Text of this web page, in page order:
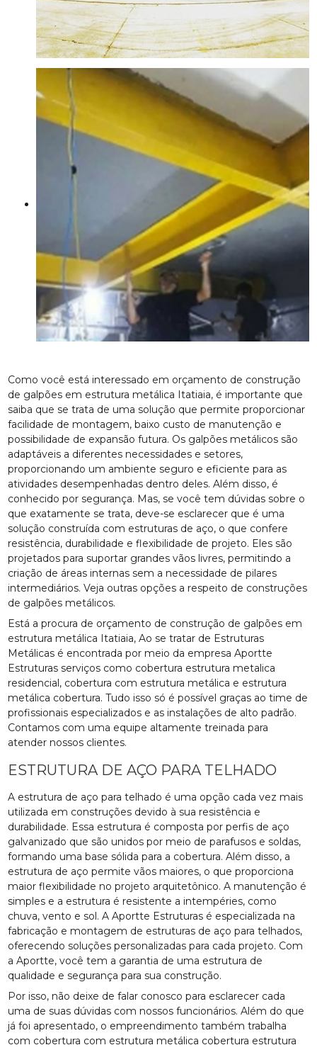
Como você está interessado em orçamento de construção
de galpões em estrutura metálica Itatiaia, é importante que
saiba que se trata de uma solução que permite proporcionar
facilidade de montagem, baixo custo de manutenção e
possibilidade de expansão futura. Os galpões metálicos são
adaptáveis a diferentes necessidades e setores,
proporcionando um ambiente seguro e eficiente para as
atividades desempenhadas dentro deles. Além disso, é
conhecido por segurança. Mas, se você tem dúvidas sobre o
que exatamente se trata, deve-se esclarecer que é uma
solução construída com estruturas de aço, o que confere
resistência, durabilidade e flexibilidade de projeto. Eles são
projetados para suportar grandes vãos livres, permitindo a
criação de áreas internas sem a necessidade de pilares
intermediários. Veja outras opções a respeito de construções
de galpões metálicos.
Está a procura de orçamento de construção de galpões em
estrutura metálica Itatiaia, Ao se tratar de Estruturas
Metálicas é encontrada por meio da empresa Aportte
Estruturas serviços como cobertura estrutura metalica
residencial, cobertura com estrutura metálica e estrutura
metálica cobertura. Tudo isso só é possível graças ao time de
profissionais especializados e as instalações de alto padrão.
Contamos com uma equipe altamente treinada para
atender nossos clientes.
ESTRUTURA DE AÇO PARA TELHADO
A estrutura de aço para telhado é uma opção cada vez mais
utilizada em construções devido à sua resistência e
durabilidade. Essa estrutura é composta por perfis de aço
galvanizado que são unidos por meio de parafusos e soldas,
formando uma base sólida para a cobertura. Além disso, a
estrutura de aço permite vãos maiores, o que proporciona
maior flexibilidade no projeto arquitetônico. A manutenção é
simples e a estrutura é resistente a intempéries, como
chuva, vento e sol. A Aportte Estruturas é especializada na
fabricação e montagem de estruturas de aço para telhados,
oferecendo soluções personalizadas para cada projeto. Com
a Aportte, você tem a garantia de uma estrutura de
qualidade e segurança para sua construção.
Por isso, não deixe de falar conosco para esclarecer cada
uma de suas dúvidas com nossos funcionários. Além do que
já foi apresentado, o empreendimento também trabalha
com cobertura com estrutura metálica cobertura estrutura